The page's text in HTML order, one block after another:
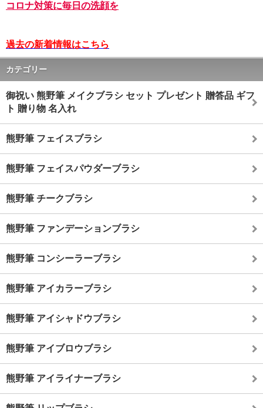
コロナ対策に毎日の洗顔を
過去の新着情報はこちら
カテゴリー
御祝い 熊野筆 メイクブラシ セット プレゼント 贈答品 ギフ
ト 贈り物 名入れ
熊野筆 フェイスブラシ
熊野筆 フェイスパウダーブラシ
熊野筆 チークブラシ
熊野筆 ファンデーションブラシ
熊野筆 コンシーラーブラシ
熊野筆 アイカラーブラシ
熊野筆 アイシャドウブラシ
熊野筆 アイブロウブラシ
熊野筆 アイライナーブラシ